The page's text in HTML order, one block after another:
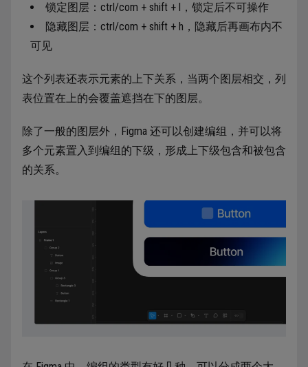
锁定图层：ctrl/com + shift + l，锁定后不可操作
隐藏图层：ctrl/com + shift + h，隐藏后再画布内不
可见
这个列表还表示元素的上下关系，当两个图层相交，列
表位置在上的会覆盖遮挡在下的图层。
除了一般的图层外，Figma 还可以创建编组，并可以将
多个元素置入到编组的下级，形成上下级包含和被包含
的关系。